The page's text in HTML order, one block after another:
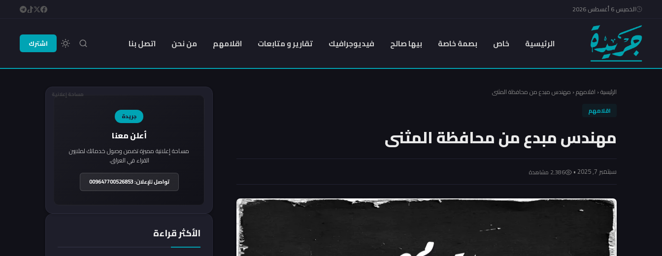
الخميس 6 أغسطس 2026
الرئيسية خاص بصمة خاصة بيها صالح فيديوجرافيك تقارير و متابعات اقلامهم من نحن اتصل بنا اشترك
الرئيسية‹ اقلامهم‹ مهندس مبدع من محافظة المثنى
اقلامهم
مهندس مبدع من محافظة المثنى
سبتمبر 7, 2025 • 2٬386 مشاهدة
مساحة إعلانية
جريدة
أعلن معنا
مساحة إعلانية مميزة تضمن وصول خدماتك لملايين
القراء في العراق.
تواصل للإعلان: 009647700526853
الأكثر قراءة